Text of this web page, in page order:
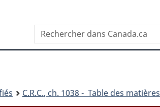
Rechercher
dans
Canada.ca
C.R.C., ch. 1038 - Table des matières